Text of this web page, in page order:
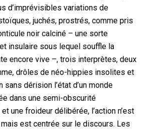
d’imprévisibles variations de
juchés, prostrés, comme pris
noir calciné – une sorte
insulaire sous lequel souffle la
encore vive –, trois interprètes, deux
drôles de néo-hippies insolites et
dérision l’état d’un monde
dans une semi-obscurité
une froideur délibérée, l’action n’est
est centrée sur le discours. Les